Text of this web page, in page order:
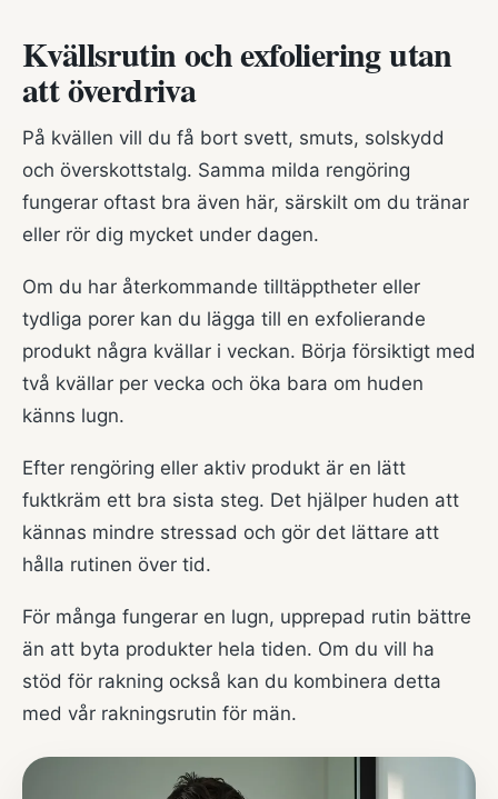
Kvällsrutin och exfoliering utan
att överdriva
På kvällen vill du få bort svett, smuts, solskydd
och överskottstalg. Samma milda rengöring
fungerar oftast bra även här, särskilt om du tränar
eller rör dig mycket under dagen.
Om du har återkommande tilltäpptheter eller
tydliga porer kan du lägga till en exfolierande
produkt några kvällar i veckan. Börja försiktigt med
två kvällar per vecka och öka bara om huden
känns lugn.
Efter rengöring eller aktiv produkt är en lätt
fuktkräm ett bra sista steg. Det hjälper huden att
kännas mindre stressad och gör det lättare att
hålla rutinen över tid.
För många fungerar en lugn, upprepad rutin bättre
än att byta produkter hela tiden. Om du vill ha
stöd för rakning också kan du kombinera detta
med vår rakningsrutin för män.